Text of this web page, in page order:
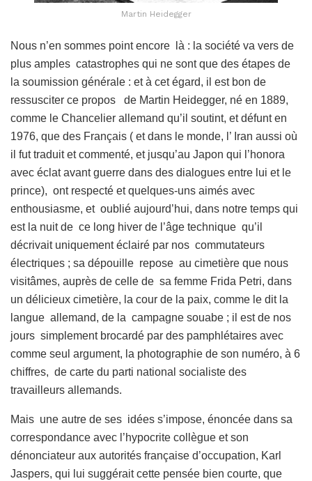
Martin Heidegger
Nous n’en sommes point encore là : la société va vers de
plus amples catastrophes qui ne sont que des étapes de
la soumission générale : et à cet égard, il est bon de
ressusciter ce propos de Martin Heidegger, né en 1889,
comme le Chancelier allemand qu’il soutint, et défunt en
1976, que des Français ( et dans le monde, l’ Iran aussi où
il fut traduit et commenté, et jusqu’au Japon qui l’honora
avec éclat avant guerre dans des dialogues entre lui et le
prince), ont respecté et quelques-uns aimés avec
enthousiasme, et oublié aujourd’hui, dans notre temps qui
est la nuit de ce long hiver de l’âge technique qu’il
décrivait uniquement éclairé par nos commutateurs
électriques ; sa dépouille repose au cimetière que nous
visitâmes, auprès de celle de sa femme Frida Petri, dans
un délicieux cimetière, la cour de la paix, comme le dit la
langue allemand, de la campagne souabe ; il est de nos
jours simplement brocardé par des pamphlétaires avec
comme seul argument, la photographie de son numéro, à 6
chiffres, de carte du parti national socialiste des
travailleurs allemands.
Mais une autre de ses idées s’impose, énoncée dans sa
correspondance avec l’hypocrite collègue et son
dénonciateur aux autorités française d’occupation, Karl
Jaspers, qui lui suggérait cette pensée bien courte, que